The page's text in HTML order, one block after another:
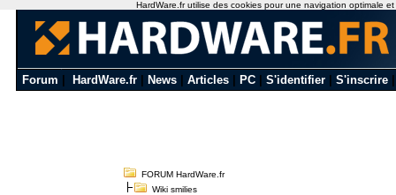
Forum HardWare.fr News Articles PC S'identifier S'inscrire
FORUM HardWare.fr
Wiki smilies
HardWare.fr utilise des cookies pour une navigation optimale